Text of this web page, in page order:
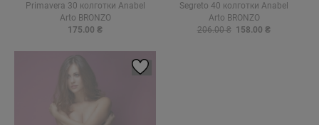
Primavera 30 колготки Anabel
Arto BRONZO
175.00 ₴
Segreto 40 колготки Anabel
Arto BRONZO
206.00 ₴ 158.00 ₴